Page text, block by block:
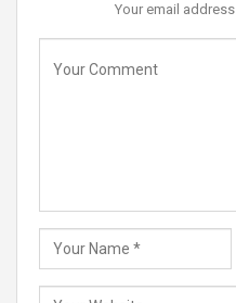
Your email